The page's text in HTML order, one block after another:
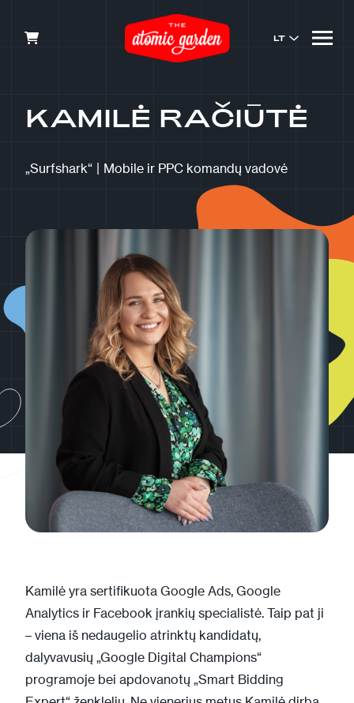
LT
KAMILĖ RAČIŪTĖ
„Surfshark“ Mobile ir PPC komandų vadovė
Kamilė yra sertifikuota Google Ads, Google
Analytics ir Facebook įrankių specialistė. Taip pat ji
– viena iš nedaugelio atrinktų kandidatų,
dalyvavusių „Google Digital Champions“
programoje bei apdovanotų „Smart Bidding